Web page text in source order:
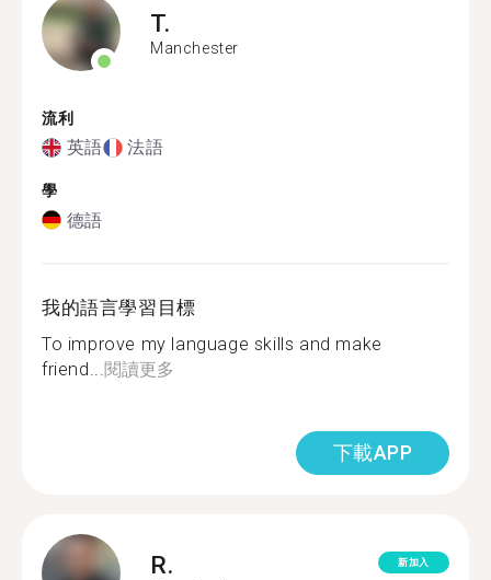
T.
Manchester
流利
英語 法語
學
德語
我的語言學習目標
To improve my language skills and make
friend... 閱讀更多
下載APP
R. 新加入